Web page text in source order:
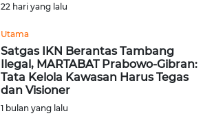
22 hari yang lalu
Utama
Satgas IKN Berantas Tambang
Ilegal, MARTABAT Prabowo-Gibran:
Tata Kelola Kawasan Harus Tegas
dan Visioner
1 bulan yang lalu